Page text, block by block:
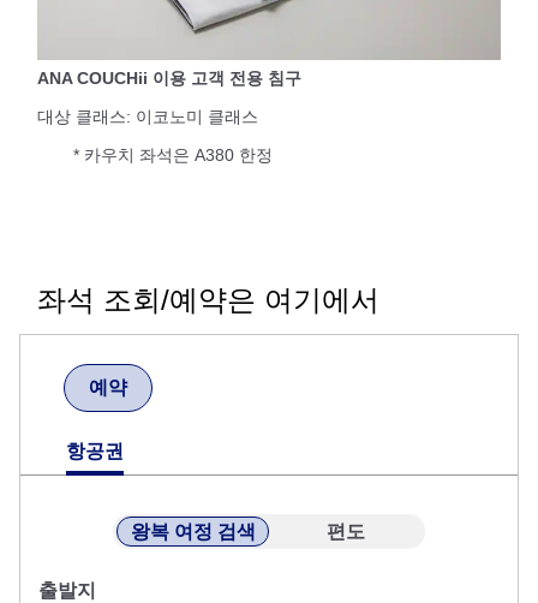
ANA COUCHii 이용 고객 전용 침구
대상 클래스: 이코노미 클래스
* 카우치 좌석은 A380 한정
좌석 조회/예약은 여기에서
예약
항공권
왕복 여정 검색 편도
출발지